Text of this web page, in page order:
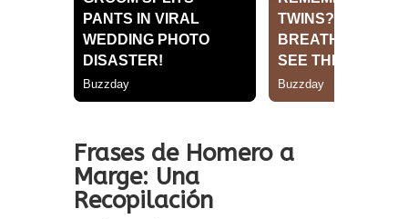
Frases de Homero a
Marge: Una
Recopilación